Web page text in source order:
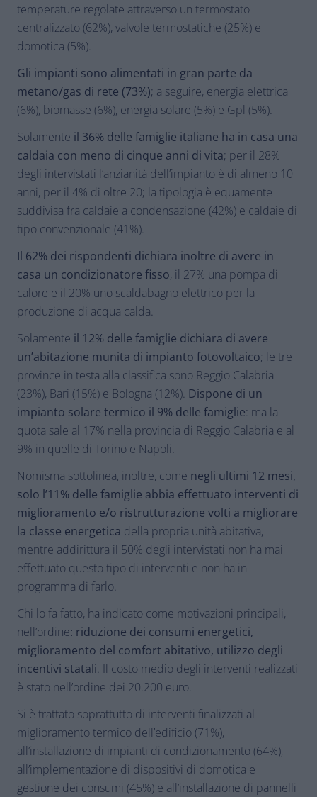
temperature regolate attraverso un termostato
centralizzato (62%), valvole termostatiche (25%) e
domotica (5%).
Gli impianti sono alimentati in gran parte da
metano/gas di rete (73%); a seguire, energia elettrica
(6%), biomasse (6%), energia solare (5%) e Gpl (5%).
Solamente il 36% delle famiglie italiane ha in casa una
caldaia con meno di cinque anni di vita; per il 28%
degli intervistati l’anzianità dell’impianto è di almeno 10
anni, per il 4% di oltre 20; la tipologia è equamente
suddivisa fra caldaie a condensazione (42%) e caldaie di
tipo convenzionale (41%).
Il 62% dei rispondenti dichiara inoltre di avere in
casa un condizionatore fisso, il 27% una pompa di
calore e il 20% uno scaldabagno elettrico per la
produzione di acqua calda.
Solamente il 12% delle famiglie dichiara di avere
un’abitazione munita di impianto fotovoltaico; le tre
province in testa alla classifica sono Reggio Calabria
(23%), Bari (15%) e Bologna (12%). Dispone di un
impianto solare termico il 9% delle famiglie: ma la
quota sale al 17% nella provincia di Reggio Calabria e al
9% in quelle di Torino e Napoli.
Nomisma sottolinea, inoltre, come negli ultimi 12 mesi,
solo l’11% delle famiglie abbia effettuato interventi di
miglioramento e/o ristrutturazione volti a migliorare
la classe energetica della propria unità abitativa,
mentre addirittura il 50% degli intervistati non ha mai
effettuato questo tipo di interventi e non ha in
programma di farlo.
Chi lo fa fatto, ha indicato come motivazioni principali,
nell’ordine: riduzione dei consumi energetici,
miglioramento del comfort abitativo, utilizzo degli
incentivi statali. Il costo medio degli interventi realizzati
è stato nell’ordine dei 20.200 euro.
Si è trattato soprattutto di interventi finalizzati al
miglioramento termico dell’edificio (71%),
all’installazione di impianti di condizionamento (64%),
all’implementazione di dispositivi di domotica e
gestione dei consumi (45%) e all’installazione di pannelli